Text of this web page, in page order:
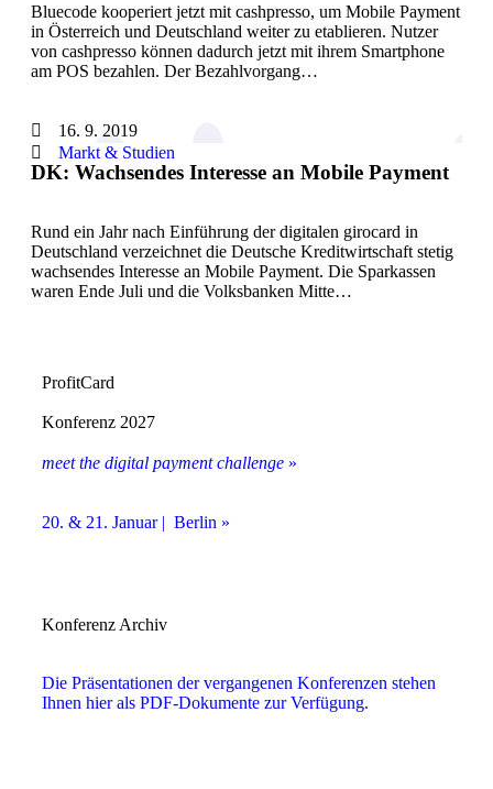
Bluecode kooperiert jetzt mit cashpresso, um Mobile Payment
in Österreich und Deutschland weiter zu etablieren. Nutzer
von cashpresso können dadurch jetzt mit ihrem Smartphone
am POS bezahlen. Der Bezahlvorgang…
16. 9. 2019
Markt & Studien
DK: Wachsendes Interesse an Mobile Payment
Rund ein Jahr nach Einführung der digitalen girocard in
Deutschland verzeichnet die Deutsche Kreditwirtschaft stetig
wachsendes Interesse an Mobile Payment. Die Sparkassen
waren Ende Juli und die Volksbanken Mitte…
ProfitCard
Konferenz 2027
meet the digital payment challenge »
20. & 21. Januar | Berlin »
Konferenz Archiv
Die Präsentationen der vergangenen Konferenzen stehen
Ihnen hier als PDF-Dokumente zur Verfügung.